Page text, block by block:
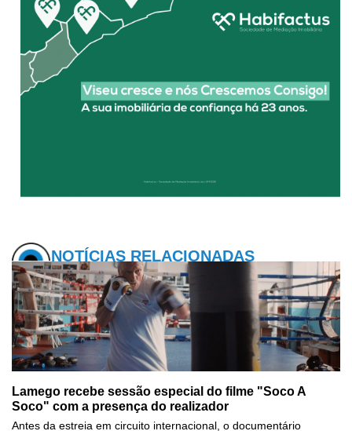
NOTÍCIAS RELACIONADAS
Lamego recebe sessão especial do filme "Soco A
Soco" com a presença do realizador
Antes da estreia em circuito internacional, o documentário